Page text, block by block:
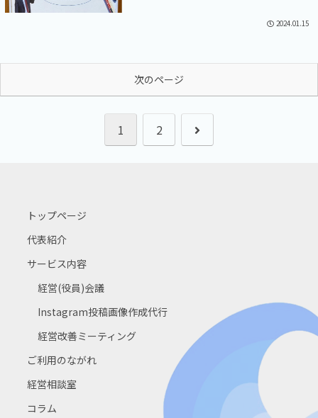
2024.01.15
次のページ
1 2
次
トップページ
代表紹介
サービス内容
経営(役員)会議
Instagram投稿画像作成代行
経営改善ミーティング
ご利用のながれ
経営相談室
コラム